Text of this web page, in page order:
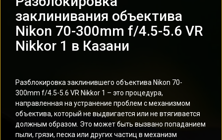
заклинивания объектива
Nikon 70-300mm f/4.5-5.6 VR
Nikkor 1 в Казани
Разблокировка заклинившего объектива Nikon 70-
300mm f/4.5-5.6 VR Nikkor 1 – это процедура,
направленная на устранение проблем с механизмом
объектива, который не выдвигается или не втягивается
должным образом. Это может быть вызвано попаданием
пыли, грязи, песка или других частиц в механизм